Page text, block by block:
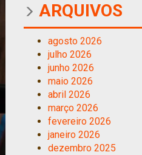
ARQUIVOS
agosto 2026
julho 2026
junho 2026
maio 2026
abril 2026
março 2026
fevereiro 2026
janeiro 2026
dezembro 2025